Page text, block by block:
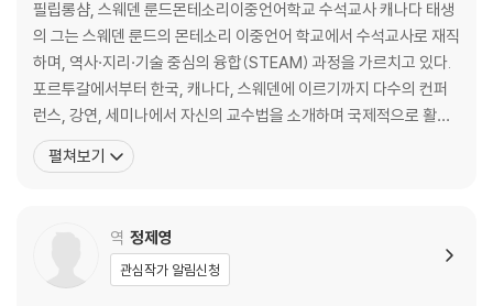
15 총괄평가 206
16 표준화된 평가의 한계 211
17 평가에 대한 최종 의견 215
18 교육의 게임화 217
19 시행착오를 통한 학습 219
20 기억을 돕기 위한 전략(Mnemonics) 229
21 진화적 접근 방식 235
23 선구적인 협업 계획 및 교육 238
CHAPTER 04 스웨덴의 교육혁신 사례 243
필립롱샴, 스웨덴 룬드몬테소리이중언어학교 수석교사 캐나다 태생
의 그는 스웨덴 룬드의 몬테소리 이중언어 학교에서 수석교사로 재직
하며, 역사·지리·기술 중심의 융합(STEAM) 과정을 가르치고 있다.
포르투갈에서부터 한국, 캐나다, 스웨덴에 이르기까지 다수의 컨퍼
런스, 강연, 세미나에서 자신의 교수법을 소개하며 국제적으로 활동
해 왔다. 2020년에는 스웨덴 상공회의소가 선정한 ‘스웨덴 최고의
교사’로, 2021년에는 Global Teacher Prize의 Top 50(글로벌 교
펼쳐보기
역 정제영
관심작가 알림신청